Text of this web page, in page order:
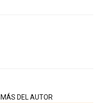
MÁS DEL AUTOR